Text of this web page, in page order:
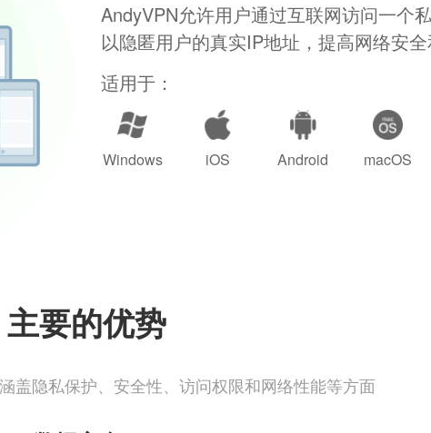
AndyVPN允许用户通过互联网访问一个
以隐匿用户的真实IP地址，提高网络安全
适用于：
Windows iOS Android macOS
主要的优势
盖隐私保护、安全性、访问权限和网络性能等方面